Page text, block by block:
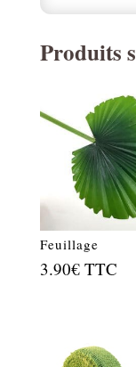
Produits
Feuillage
3.90€ TTC